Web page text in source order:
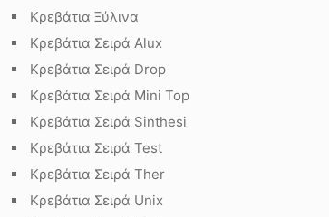
Κρεβάτια Ξύλινα
Κρεβάτια Σειρά Alux
Κρεβάτια Σειρά Drop
Κρεβάτια Σειρά Mini Top
Κρεβάτια Σειρά Sinthesi
Κρεβάτια Σειρά Test
Κρεβάτια Σειρά Ther
Κρεβάτια Σειρά Unix